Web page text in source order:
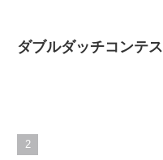
ダブルダッチコンテ